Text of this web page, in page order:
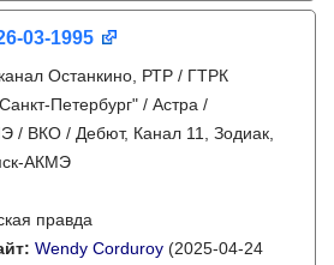
03-1995
Останкино, РТР / ГТРК
Петербург" / Астра /
/ ВКО / Дебют, Канал 11, Зодиак,
АКМЭ
правда
Wendy Corduroy (2025-04-24